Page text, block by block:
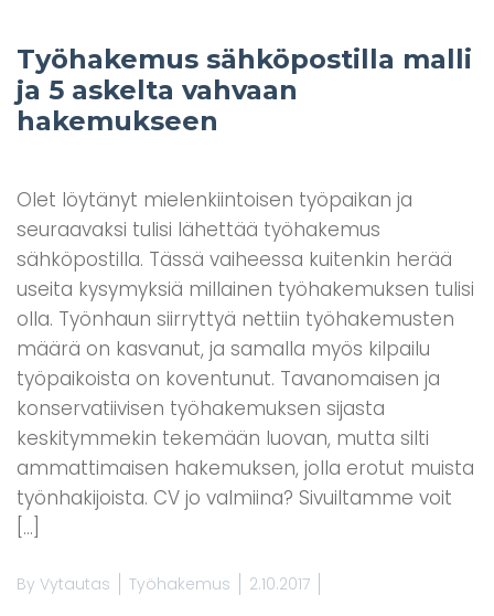
Työhakemus sähköpostilla malli
ja 5 askelta vahvaan
hakemukseen
Olet löytänyt mielenkiintoisen työpaikan ja
seuraavaksi tulisi lähettää työhakemus
sähköpostilla. Tässä vaiheessa kuitenkin herää
useita kysymyksiä millainen työhakemuksen tulisi
olla. Työnhaun siirryttyä nettiin työhakemusten
määrä on kasvanut, ja samalla myös kilpailu
työpaikoista on koventunut. Tavanomaisen ja
konservatiivisen työhakemuksen sijasta
keskitymmekin tekemään luovan, mutta silti
ammattimaisen hakemuksen, jolla erotut muista
työnhakijoista. CV jo valmiina? Sivuiltamme voit
[…]
By Vytautas Työhakemus 2.10.2017